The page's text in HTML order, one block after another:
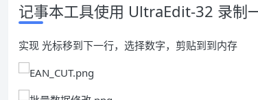
记事本工具使用 UltraEdit-32 录制
实现 光标移到下一行，选择数字，剪贴到到内存